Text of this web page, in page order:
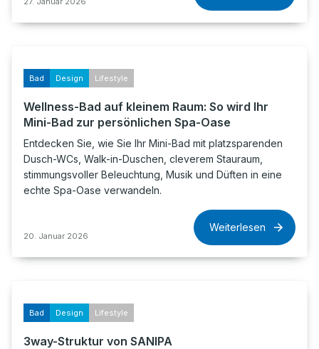
Bad Design Lifestyle
Wellness-Bad auf kleinem Raum: So wird Ihr
Mini-Bad zur persönlichen Spa-Oase
Entdecken Sie, wie Sie Ihr Mini-Bad mit platzsparenden
Dusch-WCs, Walk-in-Duschen, cleverem Stauraum,
stimmungsvoller Beleuchtung, Musik und Düften in eine
echte Spa-Oase verwandeln.
20. Januar 2026
Weiterlesen
Bad Design Lifestyle
3way-Struktur von SANIPA